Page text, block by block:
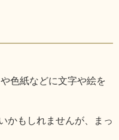
色紙などに文字や絵を
かもしれませんが、まっ